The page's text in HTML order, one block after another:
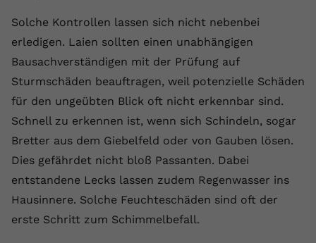
Solche Kontrollen lassen sich nicht nebenbei
erledigen. Laien sollten einen unabhängigen
Bausachverständigen mit der Prüfung auf
Sturmschäden beauftragen, weil potenzielle Schäden
für den ungeübten Blick oft nicht erkennbar sind.
Schnell zu erkennen ist, wenn sich Schindeln, sogar
Bretter aus dem Giebelfeld oder von Gauben lösen.
Dies gefährdet nicht bloß Passanten. Dabei
entstandene Lecks lassen zudem Regenwasser ins
Hausinnere. Solche Feuchteschäden sind oft der
erste Schritt zum Schimmelbefall.
Anbieter youtube.com
Zweck
YouTube setzt dieses Cookie über
eingebettete YouTube-Videos und
registriert anonyme statistische Daten.
Name yt-remote-device-id